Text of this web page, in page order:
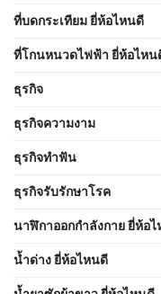
ที่บดกระเทียม ยี่ห้อไหนดี
ที่โกนหนวดไฟฟ้า ยี่ห้อไหน
ธุรกิจ
ธุรกิจความงาม
ธุรกิจทำฟัน
ธุรกิจรับรักษาโรค
นาฬิกาออกกำลังกาย ยี่ห้อ
น้ำด่าง ยี่ห้อไหนดี